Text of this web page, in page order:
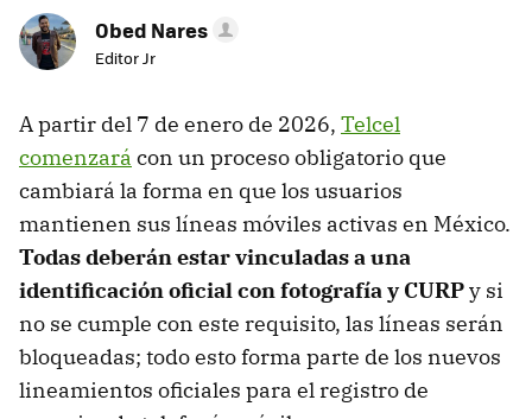
Obed Nares
Editor Jr
A partir del 7 de enero de 2026, Telcel
comenzará con un proceso obligatorio que
cambiará la forma en que los usuarios
mantienen sus líneas móviles activas en México.
Todas deberán estar vinculadas a una
identificación oficial con fotografía y CURPy si
no se cumple con este requisito, las líneas serán
bloqueadas; todo esto forma parte de los nuevos
lineamientos oficiales para el registro de